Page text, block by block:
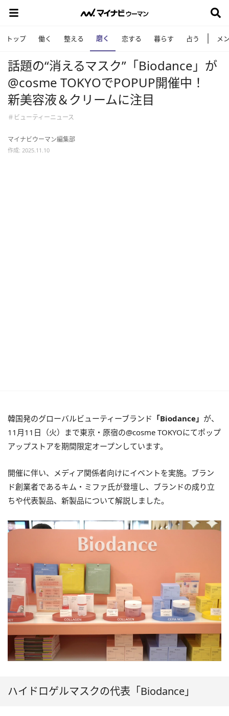
トップ 働く 整える 磨く 恋する 暮らす 占う メ
話題の“消えるマスク”「Biodance」が
@cosme TOKYOでPOPUP開催中！
新美容液＆クリームに注目
＃ビューティーニュース
マイナビウーマン編集部
作成: 2025.11.10
韓国発のグローバルビューティーブランド 「Biodance」 が、
11月11日（火）まで東京・原宿の@cosme TOKYOにてポップ
アップストアを期間限定オープンしています。
開催に伴い、メディア関係者向けにイベントを実施。ブラン
ド創業者であるキム・ミファ氏が登壇し、ブランドの成り立
ちや代表製品、新製品について解説しました。
ハイドロゲルマスクの代表「Biodance」